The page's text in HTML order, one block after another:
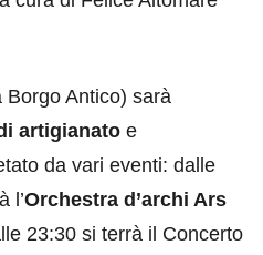
Antico) sarà
artigianato e
da vari eventi: dalle
l’Orchestra d’archi Ars
23:30 si terrà il Concerto